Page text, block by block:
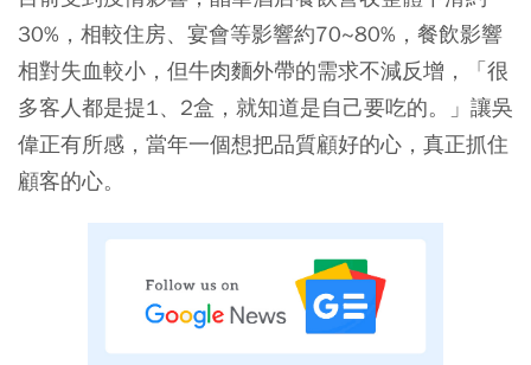
30%，相較住房、宴會等影響約70~80%，餐飲影響
相對失血較小，但牛肉麵外帶的需求不減反增，「很
多客人都是提1、2盒，就知道是自己要吃的。」讓吳
偉正有所感，當年一個想把品質顧好的心，真正抓住
顧客的心。